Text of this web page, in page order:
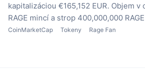
kapitalizáciou €165,152 EUR. Objem v
RAGE mincí a strop 400,000,000
CoinMarketCap Tokeny Rage Fan